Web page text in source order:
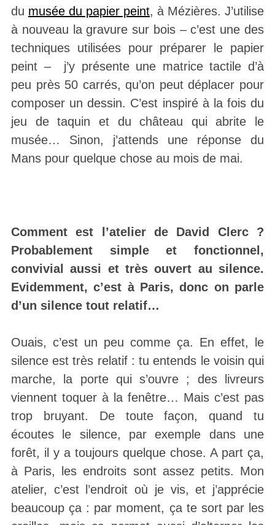
du musée du papier peint, à Mézières. J’utilise
à nouveau la gravure sur bois – c’est une des
techniques utilisées pour préparer le papier
peint – j’y présente une matrice tactile d’à
peu près 50 carrés, qu’on peut déplacer pour
composer un dessin. C’est inspiré à la fois du
jeu de taquin et du château qui abrite le
musée… Sinon, j’attends une réponse du
Mans pour quelque chose au mois de mai.
Comment est l’atelier de David Clerc ?
Probablement simple et fonctionnel,
convivial aussi et très ouvert au silence.
Evidemment, c’est à Paris, donc on parle
d’un silence tout relatif…
Ouais, c’est un peu comme ça. En effet, le
silence est très relatif : tu entends le voisin qui
marche, la porte qui s’ouvre ; des livreurs
viennent toquer à la fenêtre… Mais c’est pas
trop bruyant. De toute façon, quand tu
écoutes le silence, par exemple dans une
forêt, il y a toujours quelque chose. A part ça,
à Paris, les endroits sont assez petits. Mon
atelier, c’est l’endroit où je vis, et j’apprécie
beaucoup ça : par moment, ça te sort par les